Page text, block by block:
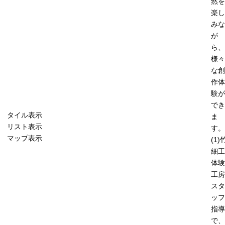
タイル表示
リスト表示
マップ表示
楽し
みな
が
ら、
様々
な創
作体
験が
でき
ま
す。
(1)
細工
体
工房
スタ
ッフ
指導
で、